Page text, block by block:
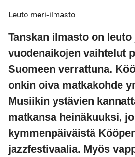
Leuto meri-ilmasto
Tanskan ilmasto on leuto
vuodenaikojen vaihtelut
Suomeen verrattuna.
onkin oiva matkakohde
Musiikin ystävien
matkansa heinäkuuksi,
kymmenpäiväistä
jazzfestivaalia. Myös